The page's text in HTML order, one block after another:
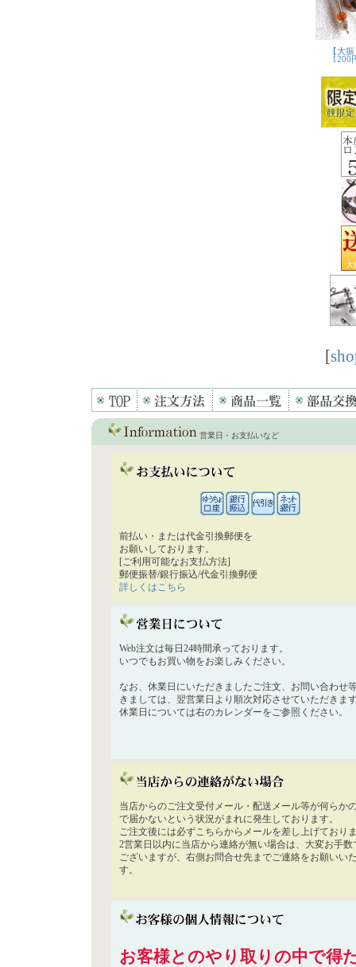
[
営業日・お支払いなど
前払い・または代金引換郵便を
お願いしております。
[ご利用可能なお支払方法]
郵便振替/銀行振込/代金引換郵便
詳しくはこちら
Web注文は毎日24時間承っております。
いつでもお買い物をお楽しみください。
なお、休業日にいただきましたご注文、お問い合わせ
きましては、翌営業日より順次対応させていただきま
休業日については右のカレンダーをご参照ください。
当店からのご注文受付メール・配送メール等が何らか
で届かないという状況がまれに発生しております。
ご注文後には必ずこちらからメールを差し上げており
2営業日以内に当店から連絡が無い場合は、大変お手数
ございますが、右側お問合せ先までご連絡をお願いい
す。
お客様とのやり取りの中で得